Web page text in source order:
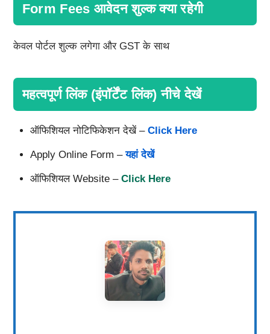
Form Fees आवेदन शुल्क क्या रहेगी
केवल पोर्टल शुल्क लगेगा और GST के साथ
महत्वपूर्ण लिंक (इंपॉर्टेंट लिंक) नीचे देखें
ऑफिशियल नोटिफिकेशन देखें – Click Here
Apply Online Form –यहां देखें
ऑफिशियल Website – Click Here